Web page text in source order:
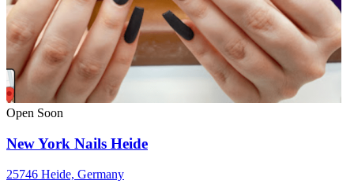
Open Soon
New York Nails Heide
25746 Heide, Germany